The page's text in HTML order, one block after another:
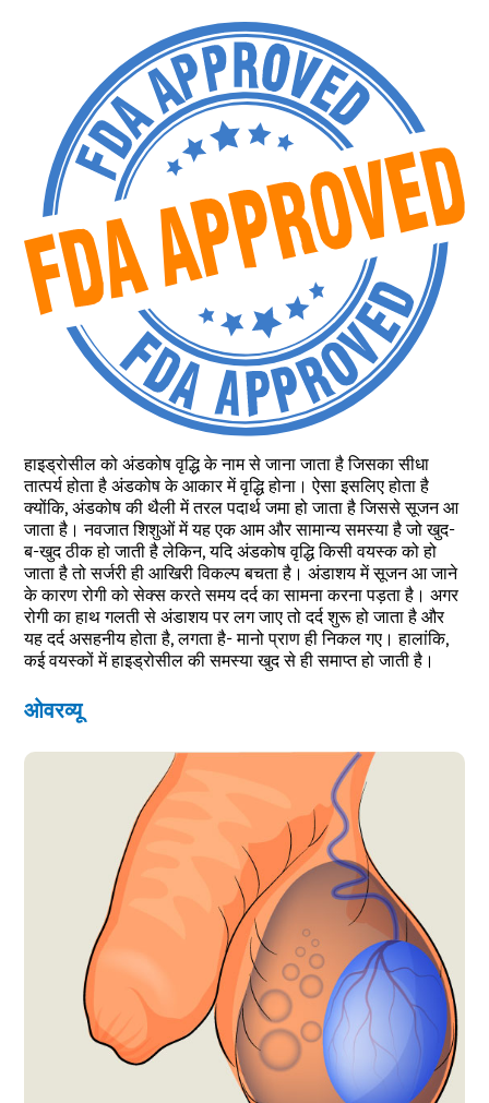
हाइड्रोसील को अंडकोष वृद्धि के नाम से जाना जाता है जिसका सीधा
तात्पर्य होता है अंडकोष के आकार में वृद्धि होना। ऐसा इसलिए होता है
क्योंकि, अंडकोष की थैली में तरल पदार्थ जमा हो जाता है जिससे सूजन आ
जाता है। नवजात शिशुओं में यह एक आम और सामान्य समस्या है जो खुद-
ब-खुद ठीक हो जाती है लेकिन, यदि अंडकोष वृद्धि किसी वयस्क को हो
जाता है तो सर्जरी ही आखिरी विकल्प बचता है। अंडाशय में सूजन आ जाने
के कारण रोगी को सेक्स करते समय दर्द का सामना करना पड़ता है। अगर
रोगी का हाथ गलती से अंडाशय पर लग जाए तो दर्द शुरू हो जाता है और
यह दर्द असहनीय होता है, लगता है- मानो प्राण ही निकल गए। हालांकि,
कई वयस्कों में हाइड्रोसील की समस्या खुद से ही समाप्त हो जाती है।
ओवरव्यू